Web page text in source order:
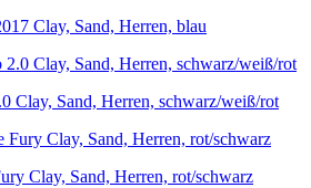
Clay, Sand, Herren, blau
Clay, Sand, Herren, schwarz/weiß/rot
Clay, Sand, Herren, rot/schwarz